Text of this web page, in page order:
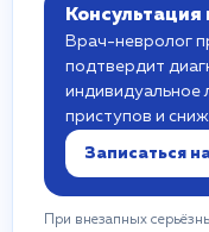
Консультация
Врач-невролог
подтвердит
индивидуальное
приступов и
Записаться
При внезапных